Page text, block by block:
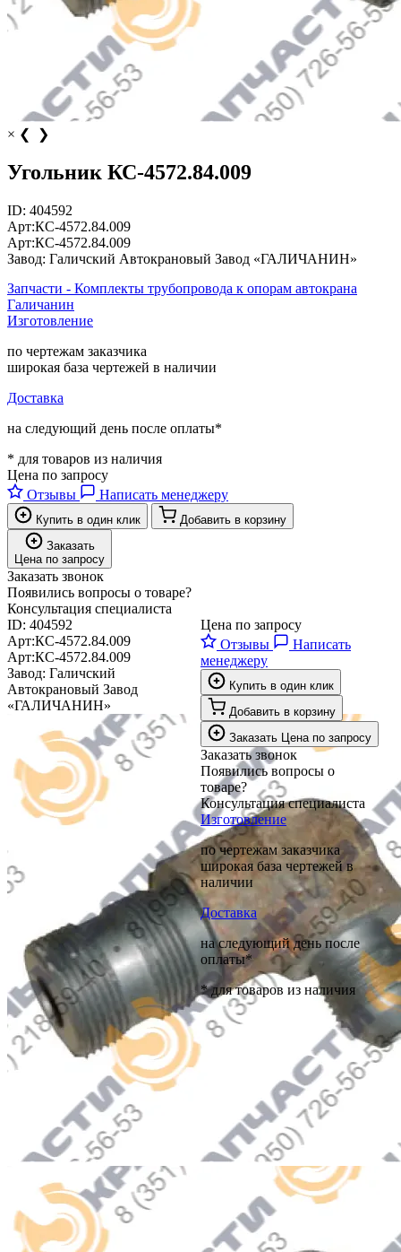
× ❮ ❯
Угольник КС-4572.84.009
ID: 404592
Арт:КС-4572.84.009
Арт:КС-4572.84.009
Завод: Галичский Автокрановый Завод «ГАЛИЧАНИН»
Запчасти - Комплекты трубопровода к опорам автокрана
Галичанин
Изготовление
по чертежам заказчика
широкая база чертежей в наличии
Доставка
на следующий день после оплаты*
* для товаров из наличия
Цена по запросу
Отзывы
Написать менеджеру
Купить в один клик
Добавить в корзину
Заказать
Цена по запросу
Заказать звонок
Появились вопросы о товаре?
Консультация специалиста
ID: 404592
Арт:КС-4572.84.009
Арт:КС-4572.84.009
Завод: Галичский
Автокрановый Завод
«ГАЛИЧАНИН»
Цена по запросу
Отзывы
Написать
менеджеру
Купить в один клик
Добавить в корзину
Заказать Цена по запросу
Заказать звонок
Появились вопросы о
товаре?
Консультация специалиста
Изготовление
по чертежам заказчика
широкая база чертежей в
наличии
Доставка
на следующий день после
оплаты*
* для товаров из наличия